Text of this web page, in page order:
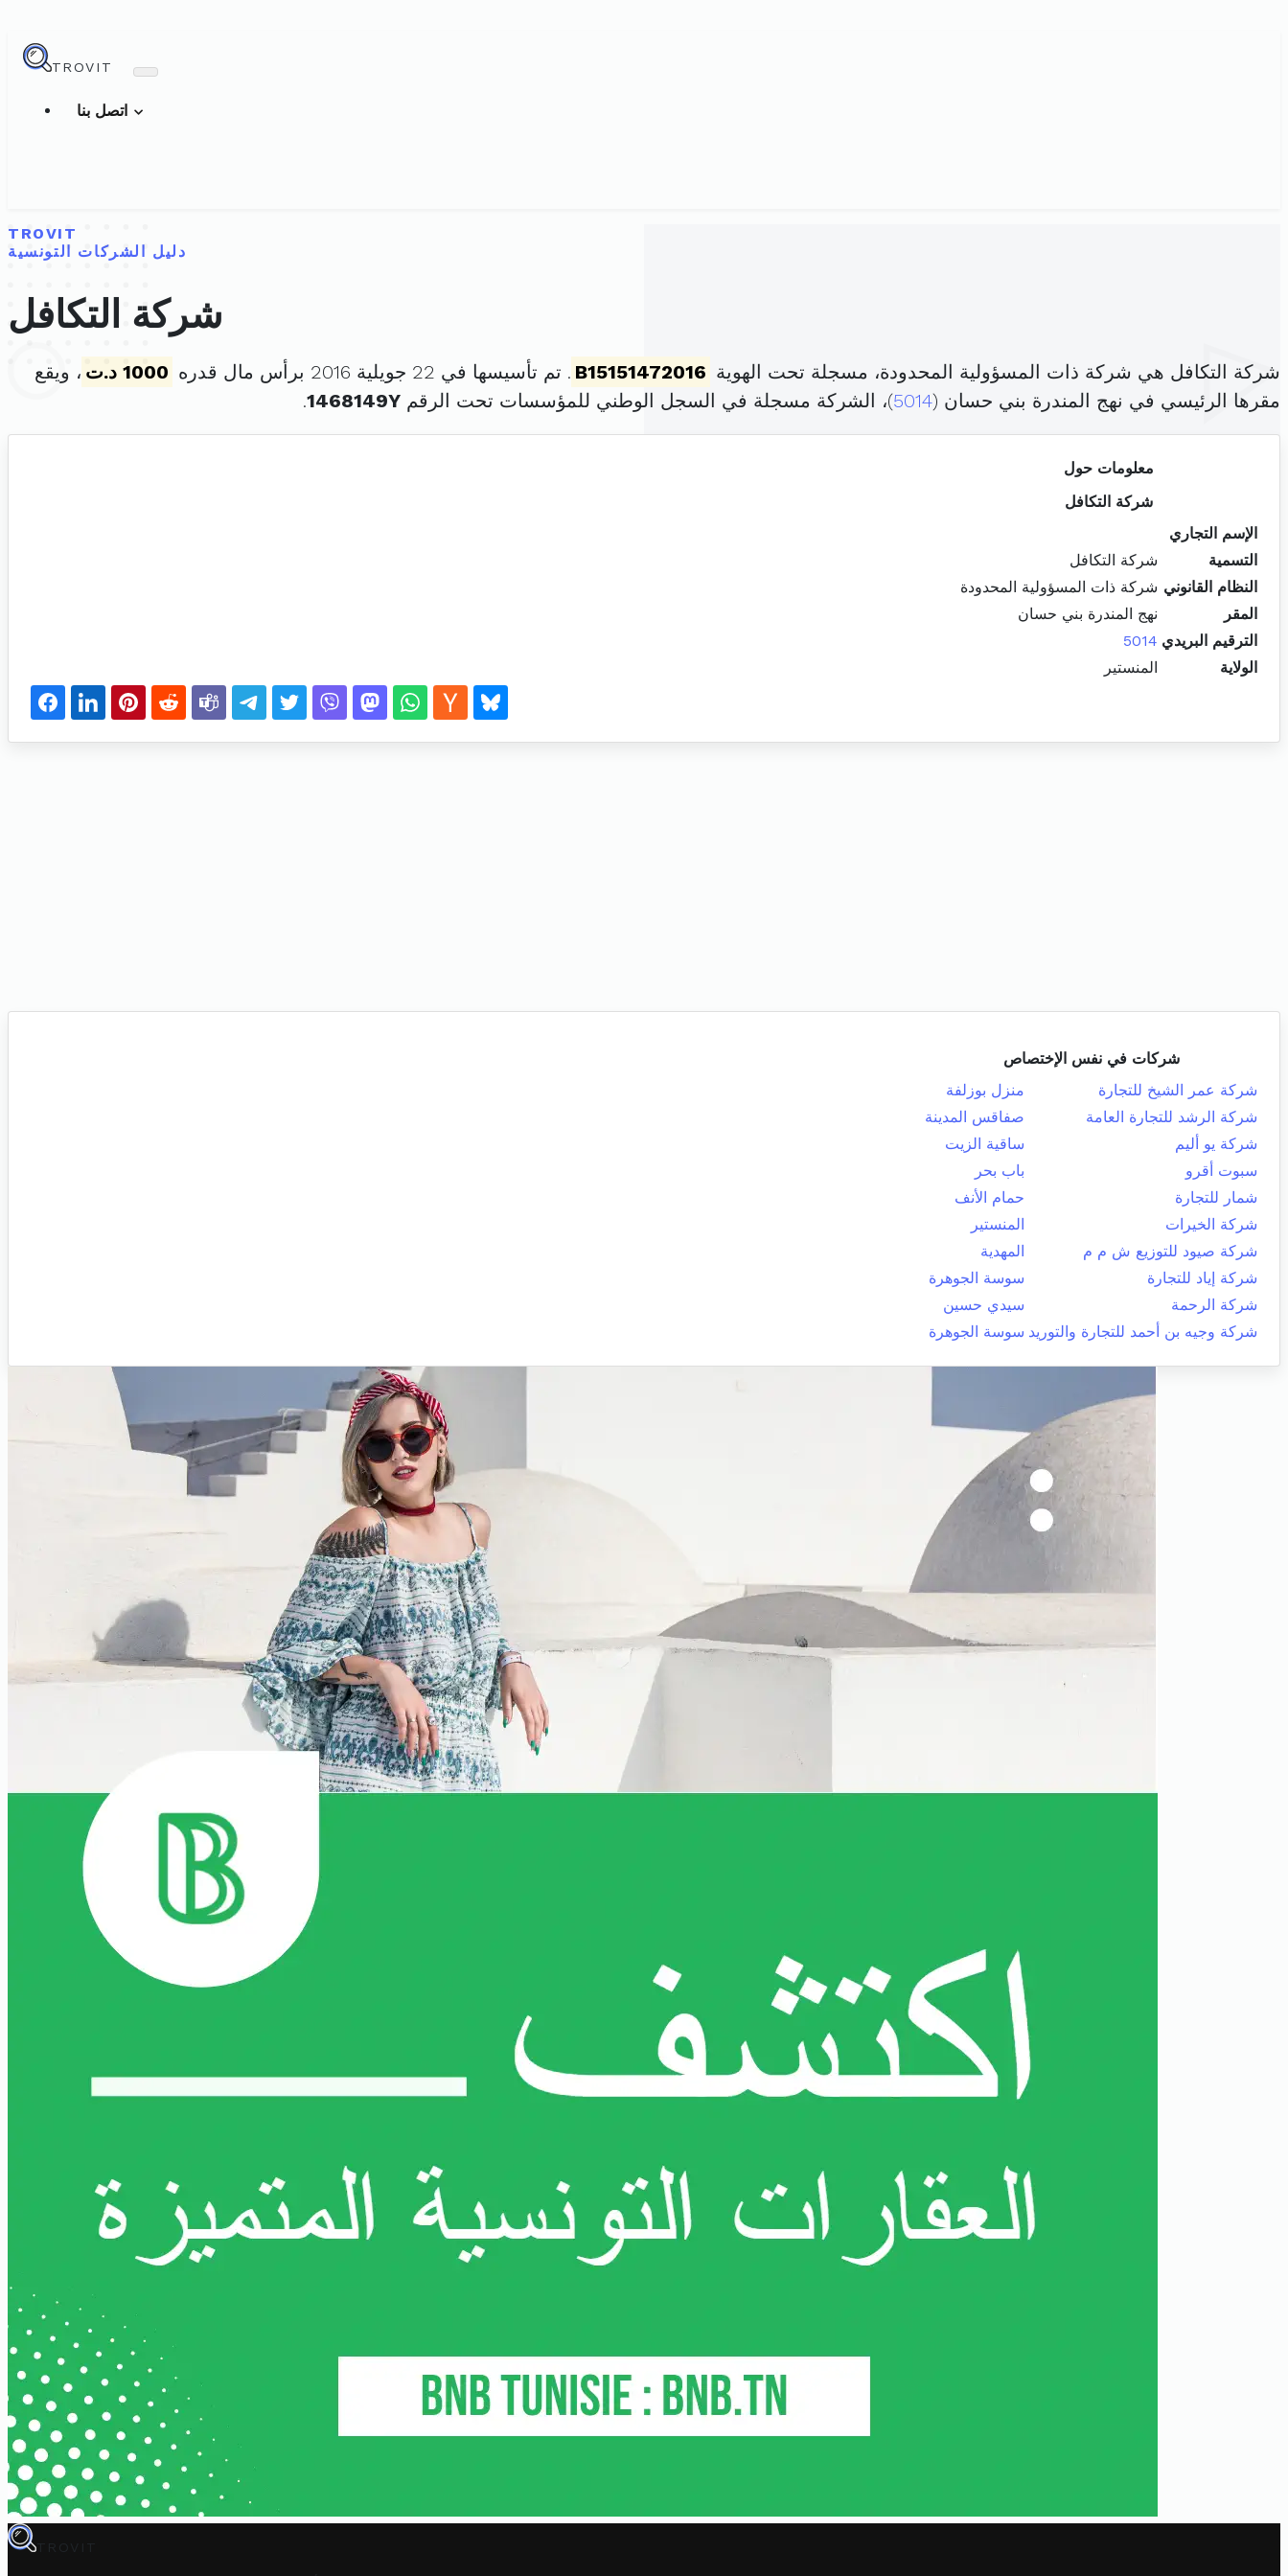
TROVIT
TROVIT
دليل الشركات التونسية
شركة التكافل
شركة التكافل هي شركة ذات المسؤولية المحدودة، مسجلة تحت الهوية B15151472016 . تم تأسيسها في 22 جويلية 2016 برأس مال قدره 1000 د.ت
، ويقع
مقرها الرئيسي في نهج المندرة بني حسان (5014)، الشركة مسجلة في السجل الوطني للمؤسسات تحت الرقم 1468149Y
.
معلومات حول
شركة التكافل
الإسم التجاري
التسمية
شركة التكافل
النظام القانوني شركة ذات المسؤولية المحدودة
المقر
نهج المندرة بني حسان
الترقيم البريدي 5014
الولاية
المنستير
شركات في نفس الإختصاص
شركة عمر الشيخ للتجارة
منزل بوزلفة
شركة الرشد للتجارة العامة
صفاقس المدينة
شركة يو أليم
ساقية الزيت
سبوت أقرو
باب بحر
شمار للتجارة
حمام الأنف
شركة الخيرات
المنستير
شركة صيود للتوزيع ش م م
المهدية
شركة إياد للتجارة
سوسة الجوهرة
شركة الرحمة
سيدي حسين
شركة وجيه بن أحمد للتجارة والتوريد سوسة الجوهرة
TROVIT